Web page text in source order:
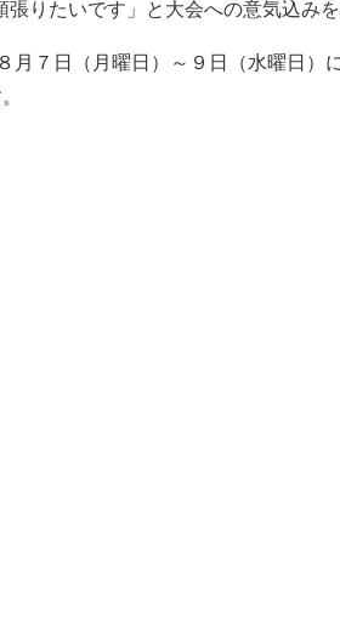
りたいです」と大会への意気込みを
月７日（月曜日）～９日（水曜日）